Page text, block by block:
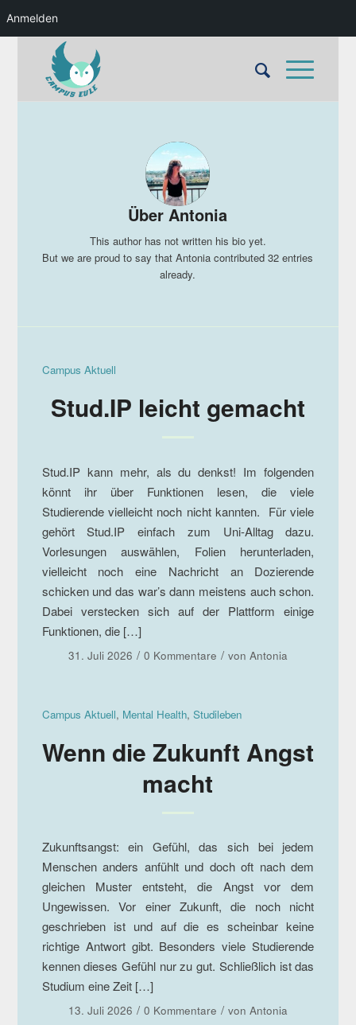
Anmelden
ÜberAntonia
This author has not written his bio yet.
But we are proud to say thatAntonia contributed 32 entries
already.
Campus Aktuell
Stud.IP leicht gemacht
Stud.IP kann mehr, als du denkst! Im folgenden
könnt ihr über Funktionen lesen, die viele
Studierende vielleicht noch nicht kannten. Für viele
gehört Stud.IP einfach zum Uni-Alltag dazu.
Vorlesungen auswählen, Folien herunterladen,
vielleicht noch eine Nachricht an Dozierende
schicken und das war’s dann meistens auch schon.
Dabei verstecken sich auf der Plattform einige
Funktionen, die […]
31. Juli 2026 / 0 Kommentare / von Antonia
Campus Aktuell, Mental Health, Studileben
Wenn die Zukunft Angst
macht
Zukunftsangst: ein Gefühl, das sich bei jedem
Menschen anders anfühlt und doch oft nach dem
gleichen Muster entsteht, die Angst vor dem
Ungewissen. Vor einer Zukunft, die noch nicht
geschrieben ist und auf die es scheinbar keine
richtige Antwort gibt. Besonders viele Studierende
kennen dieses Gefühl nur zu gut. Schließlich ist das
Studium eine Zeit […]
13. Juli 2026 / 0 Kommentare / von Antonia